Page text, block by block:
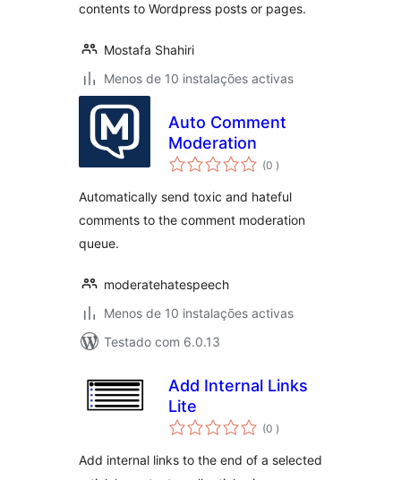
contents to Wordpress posts or pages.
Mostafa Shahiri
Menos de 10 instalações activas
Auto Comment
Moderation
(0 classificações
)
Automatically send toxic and hateful
comments to the comment moderation
queue.
moderatehatespeech
Menos de 10 instalações activas
Testado com 6.0.13
Add Internal Links
Lite
(0 classificações
)
Add internal links to the end of a selected